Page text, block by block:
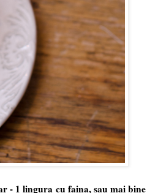
- 1 lingura cu faina, sau mai bine